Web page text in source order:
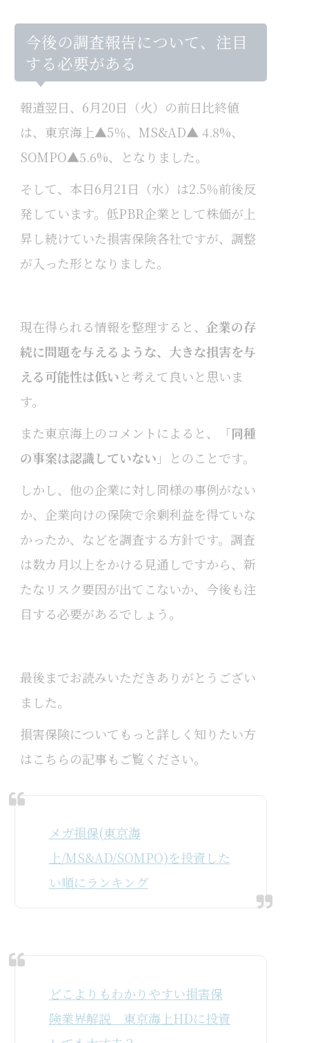
今後の調査報告について、注目
する必要がある
報道翌日、6月20日（火）の前日比終値
は、東京海上▲5％、MS&AD▲ 4.8%、
SOMPO▲5.6%、となりました。
そして、本日6月21日（水）は2.5％前後反
発しています。低PBR企業として株価が上
昇し続けていた損害保険各社ですが、調整
が入った形となりました。
現在得られる情報を整理すると、 企業の存
続に問題を与えるような、大きな損害を与
える可能性は低いと考えて良いと思いま
す。
また東京海上のコメントによると、「同種
の事案は認識していない 」とのことです。
しかし、他の企業に対し同様の事例がない
か、企業向けの保険で余剰利益を得ていな
かったか、などを調査する方針です。調査
は数カ月以上をかける見通しですから、新
たなリスク要因が出てこないか、今後も注
目する必要があるでしょう。
最後までお読みいただきありがとうござい
ました。
損害保険についてもっと詳しく知りたい方
はこちらの記事もご覧ください。
メガ損保(東京海
上/MS&AD/SOMPO)を投資した
い順にランキング
どこよりもわかりやすい損害保
険業界解説 東京海上HDに投資